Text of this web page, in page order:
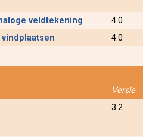
veldtekening
4.0
vindplaatsen
4.0
Versie
3.2